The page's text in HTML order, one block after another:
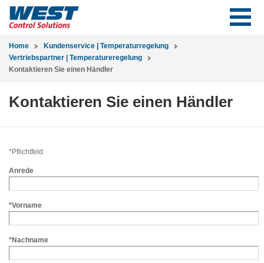
Home
Kundenservice | Temperaturregelung
Vertriebspartner | Temperatureregelung
Kontaktieren Sie einen Händler
Kontaktieren Sie einen Händler
*Pflichtfeld
Anrede
*Vorname
*Nachname